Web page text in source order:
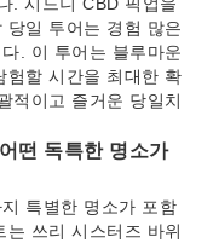
. 시드니 CBD 픽업을
당일 투어는 경험 많은
. 이 투어는 블루마운
험할 시간을 최대한 확
적이고 즐거운 당일치
떤 독특한 명소가
특별한 명소가 포함
쓰리 시스터즈 바위